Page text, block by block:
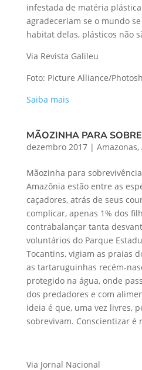
infestada de matéria
agradeceriam se o mundo
habitat delas, plásticos não
Via Revista Galileu
Foto: Picture Alliance/
Saiba mais
MÃOZINHA PARA
dezembro 2017| Amazonas,
Mãozinha para
Amazônia estão entre as
caçadores, atrás de seus
complicar, apenas 1% dos
contrabalançar tanta
voluntários do Parque
Tocantins, vigiam as praias
as tartaruguinhas recém-
protegido na água, onde
dos predadores e com
ideia é que, uma vez livres,
sobrevivam. Conscientizar é
Via Jornal Nacional